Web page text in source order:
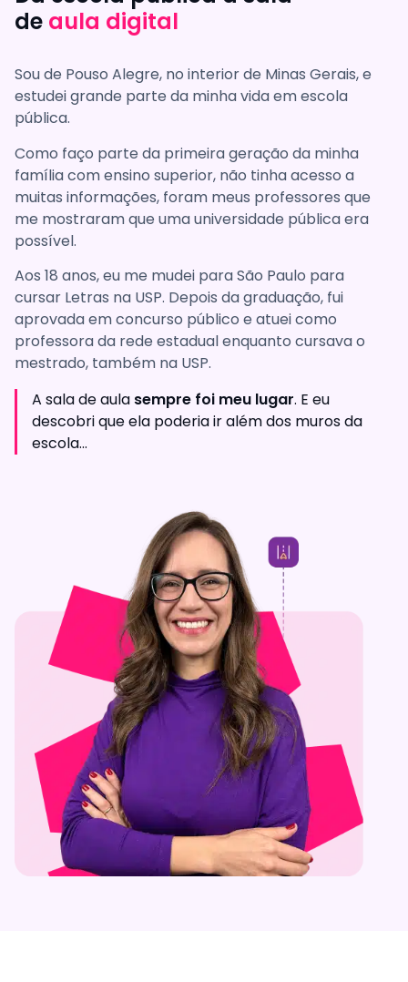
de aula digital
Sou de Pouso Alegre, no interior de Minas Gerais, e
estudei grande parte da minha vida em escola
pública.
Como faço parte da primeira geração da minha
família com ensino superior, não tinha acesso a
muitas informações, foram meus professores que
me mostraram que uma universidade pública era
possível.
Aos 18 anos, eu me mudei para São Paulo para
cursar Letras na USP. Depois da graduação, fui
aprovada em concurso público e atuei como
professora da rede estadual enquanto cursava o
mestrado, também na USP.
A sala de aula sempre foi meu lugar. E eu
descobri que ela poderia ir além dos muros da
escola...